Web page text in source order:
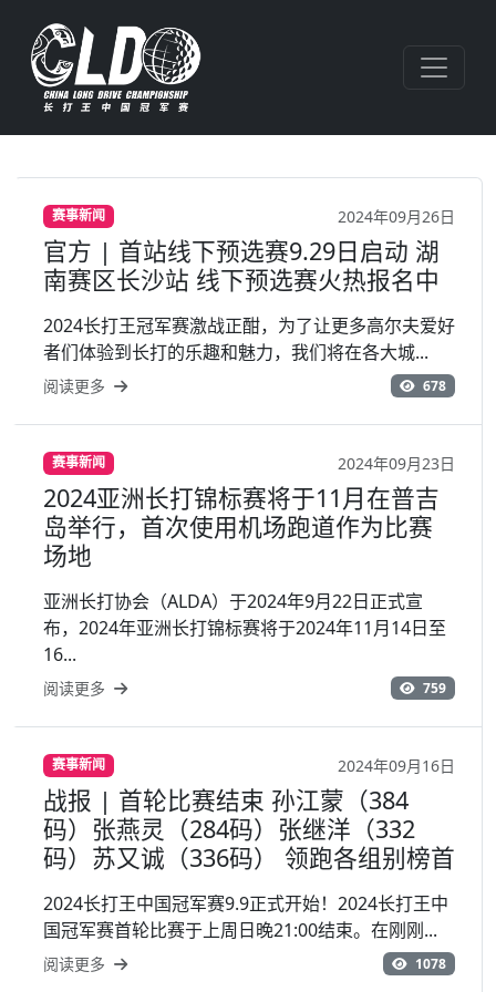
赛事新闻 2024年09月26日
官方 | 首站线下预选赛9.29日启动 湖
南赛区长沙站 线下预选赛火热报名中
2024长打王冠军赛激战正酣，为了让更多高尔夫爱好
者们体验到长打的乐趣和魅力，我们将在各大城...
阅读更多 678
赛事新闻 2024年09月23日
2024亚洲长打锦标赛将于11月在普吉
岛举行，首次使用机场跑道作为比赛
场地
亚洲长打协会（ALDA）于2024年9月22日正式宣
布，2024年亚洲长打锦标赛将于2024年11月14日至
16...
阅读更多 759
赛事新闻 2024年09月16日
战报 | 首轮比赛结束 孙江蒙（384
码）张燕灵（284码）张继洋（332
码）苏又诚（336码） 领跑各组别榜首
2024长打王中国冠军赛9.9正式开始！2024长打王中
国冠军赛首轮比赛于上周日晚21:00结束。在刚刚...
阅读更多 1078